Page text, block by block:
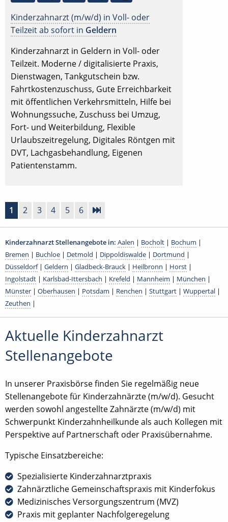
Kinderzahnarzt (m/w/d) in Voll- oder
Teilzeit ab sofort in Geldern
Kinderzahnarzt in Geldern in Voll- oder
Teilzeit. Moderne / digitalisierte Praxis,
Dienstwagen, Tankgutschein bzw.
Fahrtkostenzuschuss, Gute Erreichbarkeit
mit öffentlichen Verkehrsmitteln, Hilfe bei
Wohnungssuche, Zuschuss bei Umzug,
Fort- und Weiterbildung, Flexible
Urlaubszeitregelung, Digitales Röntgen mit
DVT, Lachgasbehandlung, Eigenen
Patientenstamm.
1 2 3 4 5 6
Kinderzahnarzt Stellenangebote in: Aalen | Bocholt | Bochum |
Bremen | Buchloe | Detmold | Dippoldiswalde | Dortmund |
Düsseldorf| Geldern | Gladbeck-Brauck | Heilbronn | Horst |
Ingolstadt | Karlsbad-Ittersbach | Krefeld | Mannheim | München |
Münster | Oberhausen | Potsdam | Renchen | Stuttgart | Wuppertal |
Zeuthen |
Aktuelle Kinderzahnarzt
Stellenangebote
In unserer Praxisbörse finden Sie regelmäßig neue
Stellenangebote für Kinderzahnärzte (m/w/d). Gesucht
werden sowohl angestellte Zahnärzte (m/w/d) mit
Schwerpunkt Kinderzahnheilkunde als auch Kollegen mit
Perspektive auf Partnerschaft oder Praxisübernahme.
Typische Einsatzbereiche:
Spezialisierte Kinderzahnarztpraxis
Zahnärztliche Gemeinschaftspraxis mit Kinderfokus
Medizinisches Versorgungszentrum (MVZ)
Praxis mit geplanter Nachfolgeregelung